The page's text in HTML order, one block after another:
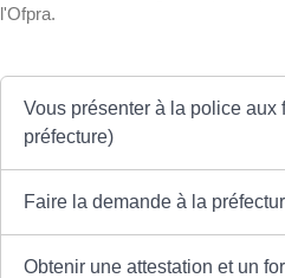
l'Ofpra.
Vous présenter à la police aux
préfecture)
Faire la demande à la
Obtenir une attestation et un